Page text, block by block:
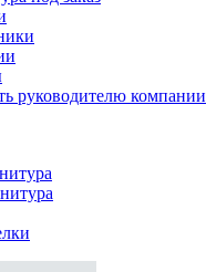
руководителю компании